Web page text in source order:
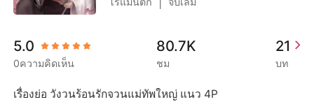
ดาวน์โหลดแอป
มหาเศรษฐี
5.0
0ความคิดเห็น
80.7K
ชม
21
บท
เรื่องย่อ วังวนร้อนรักจวนแม่ทัพใหญ่ แนว 4P